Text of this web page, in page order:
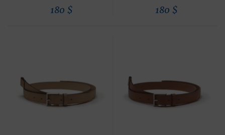
180 $ 180 $